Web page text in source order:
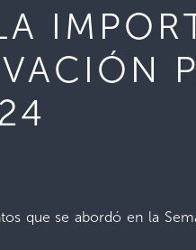
que se abordó en la